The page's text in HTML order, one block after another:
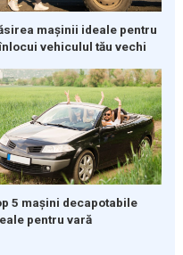
mașinii ideale pentru
vehiculul tău vechi
5 mașini decapotabile
pentru vară